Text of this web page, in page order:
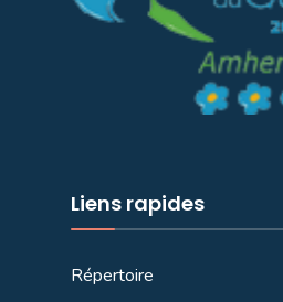
Liens rapides
Répertoire